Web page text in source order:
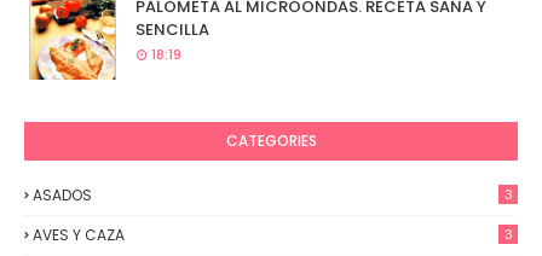
PALOMETA AL MICROONDAS. RECETA SANA Y
SENCILLA
18:19
CATEGORIES
ASADOS 3
AVES Y CAZA 3